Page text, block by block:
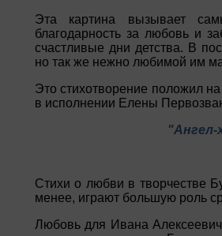
Эта картина вызывает
благодарность за любовь и
счастливые дни детства. В
но так же нежно любимой им
Это стихотворение положил
в исполнении Елены
"Ангел-
Стихи о любви в творчестве
менее, играют большую роль
Любовь для Ивана